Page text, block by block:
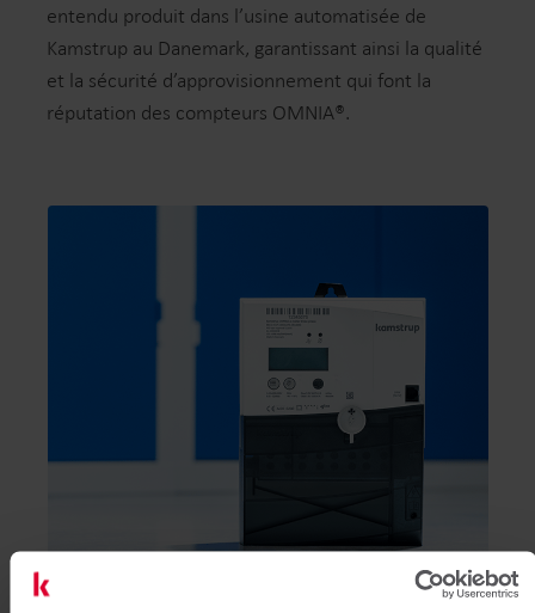
entendu produit dans l’usine automatisée de
Kamstrup au Danemark, garantissant ainsi la qualité
et la sécurité d’approvisionnement qui font la
réputation des compteurs OMNIA®.